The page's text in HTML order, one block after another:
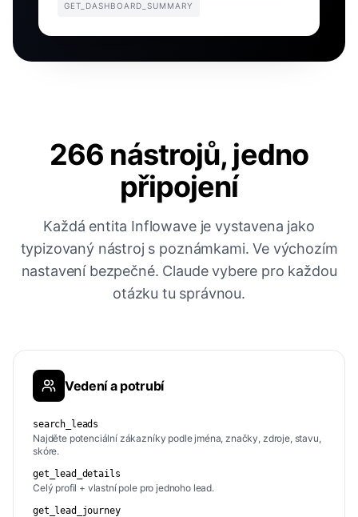
GET_DASHBOARD_SUMMARY
266 nástrojů, jedno
připojení
Každá entita Inflowave je vystavena jako
typizovaný nástroj s poznámkami. Ve výchozím
nastavení bezpečné. Claude vybere pro každou
otázku tu správnou.
Vedení a potrubí
search_leads
Najděte potenciální zákazníky podle jména, značky, zdroje, stavu,
skóre.
get_lead_details
Celý profil + vlastní pole pro jednoho lead.
get_lead_journey